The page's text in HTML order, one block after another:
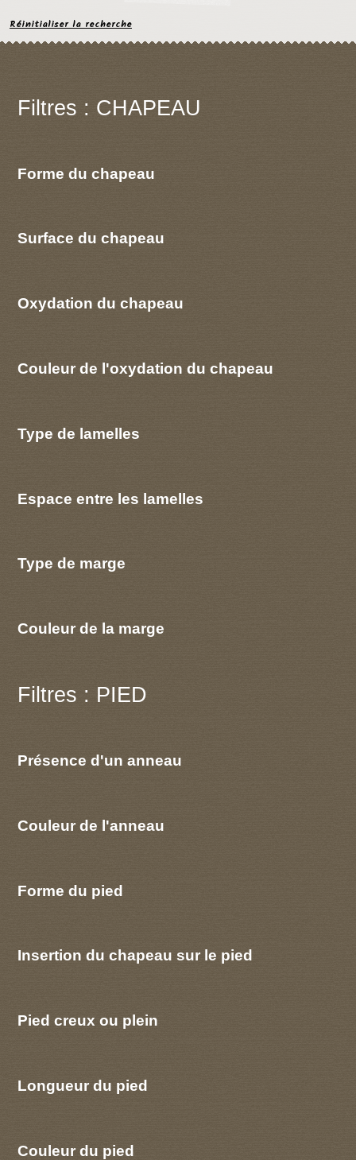
Réinitialiser la recherche
Filtres : CHAPEAU
Forme du chapeau
Surface du chapeau
Oxydation du chapeau
Couleur de l'oxydation du chapeau
Type de lamelles
Espace entre les lamelles
Type de marge
Couleur de la marge
Filtres : PIED
Présence d'un anneau
Couleur de l'anneau
Forme du pied
Insertion du chapeau sur le pied
Pied creux ou plein
Longueur du pied
Couleur du pied